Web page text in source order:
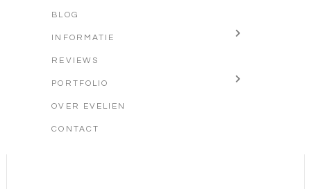
BLOG
INFORMATIE
REVIEWS
PORTFOLIO
OVER EVELIEN
CONTACT